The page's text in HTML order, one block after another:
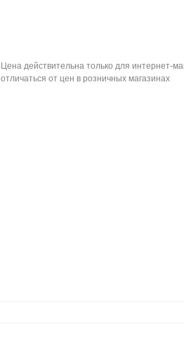
Цена действительна только для интернет-
отличаться от цен в розничных магазинах